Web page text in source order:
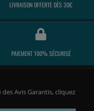
LIVRAISON OFFERTE DÈS 30€
PAIEMENT 100% SÉCURISÉ
Avis Garantis, cliquez